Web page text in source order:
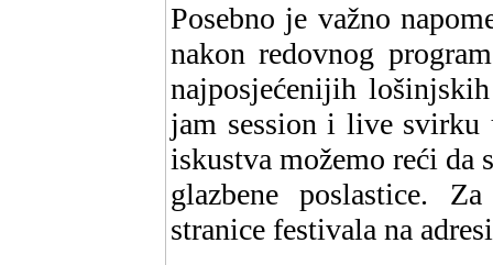
Posebno je važno
nakon redovnog
najposjećenijih
jam session i live svirku
iskustva možemo reći da
glazbene poslastice.
stranice festivala na